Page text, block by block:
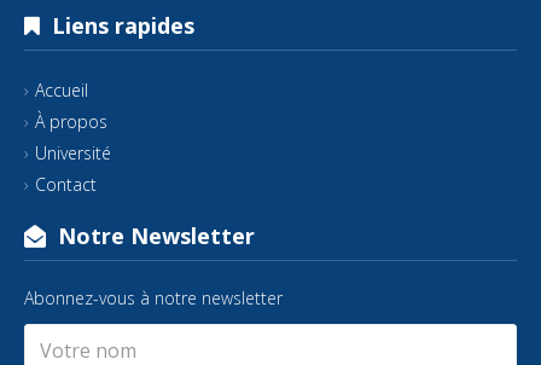
Liens rapides
Accueil
À propos
Université
Contact
Notre Newsletter
Abonnez-vous à notre newsletter